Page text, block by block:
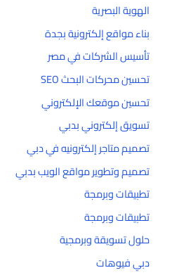
الهوية البصرية
بناء مواقع إلكترونية بجدة
تأسيس الشركات في مصر
تحسين محركات البحث SEO
تحسين موقعك الإلكتروني
تسويق إلكتروني بدبي
تصميم متاجر إلكترونيه في دبي
تصميم وتطوير مواقع الويب بدبي
تطبيقات وبرمجة
تطبيقات وبرمجة
حلول تسويقة وبرمجية
دبي فيوهات